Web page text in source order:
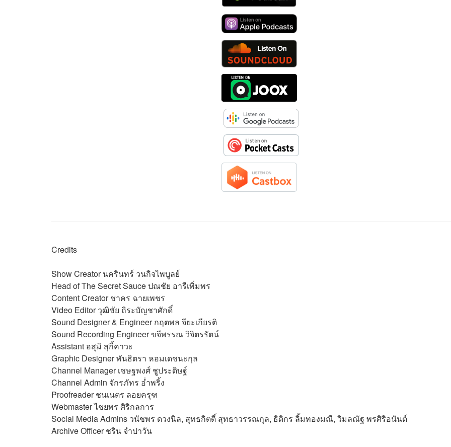
Credits
Show Creator นครินทร์ วนกิจไพบูลย์
Head of The Secret Sauce ปณชัย อารีเพิ่มพร
Content Creator ชาคร ฉายเพชร
Video Editor วุฒิชัย ถิระบัญชาศักดิ์
Sound Designer & Engineer กฤตพล จียะเกียรติ
Sound Recording Engineer ขจีพรรณ วิจิตรรัตน์
Assistant อสุมิ สุกี้คาวะ
Graphic Designer พันธิตรา หอมเดชนะกุล
Channel Manager เชษฐพงศ์ ชูประดิษฐ์
Channel Admin จักรภัทร อ่ำพริ้ง
Proofreader ชนเนตร ลอยครุฑ
Webmaster ไชยพร ศิริกลการ
Social Media Admins วนัชพร ดวงนิล, สุทธกิตติ์​ สุทธาวรรณกุล, ธิติกร ลิ้มทองมณี, วิมลณัฐ พรศิริอนันต์
Archive Officer ชริน จำปาวัน